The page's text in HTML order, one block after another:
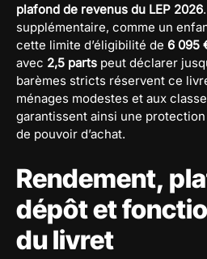
plafond de revenus du LEP 2026
supplémentaire, comme un
cette limite d’éligibilité de 6 095
avec 2,5 parts peut déclarer
barèmes stricts réservent ce
ménages modestes et aux
garantissent ainsi une
de pouvoir d’achat.
Rendement,
dépôt et
du livret